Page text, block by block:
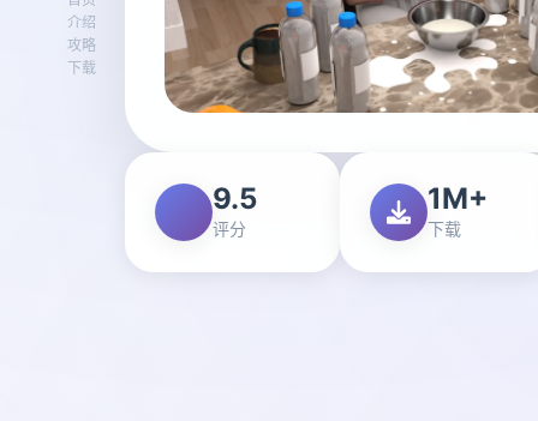
介绍
攻略
下载
9.5
评分
1M+
下载